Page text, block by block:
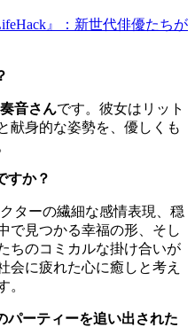
』：新世代俳優たちが
音さんです。彼女はリット
献身的な姿勢を、優しくも
すか？
ターの繊細な感情表現、穏
で見つかる幸福の形、そし
ちのコミカルな掛け合いが
会に疲れた心に癒しと考え
。
パーティーを追い出された